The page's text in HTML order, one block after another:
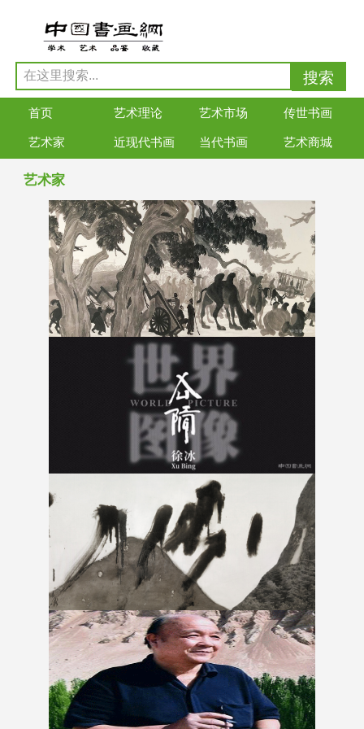
首页 艺术理论 艺术市场 传世书画
艺术家 近现代书画 当代书画 艺术商城
艺术家